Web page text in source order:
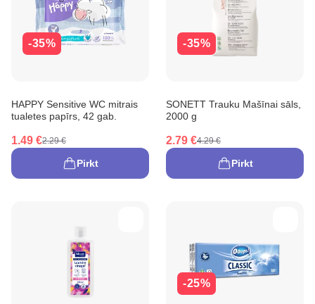
-35%
HAPPY Sensitive WC mitrais
tualetes papīrs, 42 gab.
1.49 €2.29 €
Pirkt
-35%
SONETT Trauku Mašīnai sāls,
2000 g
2.79 €4.29 €
Pirkt
-25%